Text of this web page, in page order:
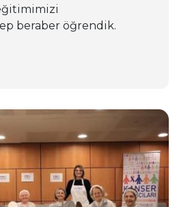
beraber öğrendik.